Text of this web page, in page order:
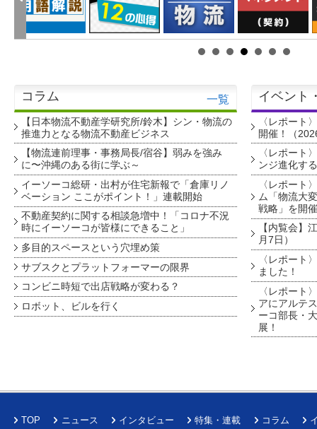
コラム 一覧
【日本物流不動産学研究所/鈴木】シン・物流の
推進力となる物流不動産ビジネス
【物流連前理事・事務局長/宿谷】弱みを強み
に〜沖縄のある街に学ぶ～
イーソーコ総研・出村が住宅新報で「倉庫リノ
ベーション ここがポイント！」連載開始
不動産契約に関する相談急増中！「コロナ不況
時にイーソーコが皆様にできること」
多目的スペースという穴埋め策
サブスクとプラットフォーマーの限界
コンビニ時短で出店戦略が変わる？
ロボット、ビルを行く
イベント
〈レポート
開催！（
〈レポート
ンジ進化す
〈レポート
ム「物流大
戦略」を開
【内覧会】
月7日）
〈レポート
ました！
〈レポート
アにアルテ
ーコ部長・
展！
TOP ニュース インタビュー 特集・連載 コラム